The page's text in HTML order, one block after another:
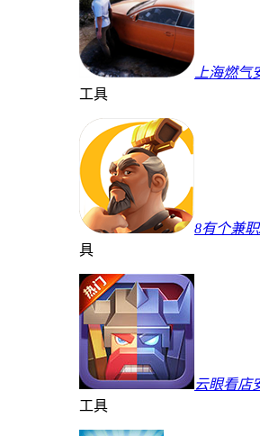
上海燃
工具
8有个兼
具
云眼看店
工具